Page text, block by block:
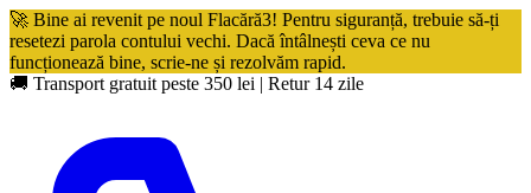
🚀 Bine ai revenit pe noul Flacără3! Pentru siguranță, trebuie să-ți
resetezi parola contului vechi. Dacă întâlnești ceva ce nu
funcționează bine, scrie-ne și rezolvăm rapid.
🚚 Transport gratuit peste 350 lei | Retur 14 zile